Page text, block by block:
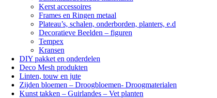
Kerst accessoires
Frames en Ringen metaal
Plateau’s, schalen, onderborden, planters, e.d
Decoratieve Beelden – figuren
Tempex
Kransen
DIY pakket en onderdelen
Deco Mesh produkten
Linten, touw en jute
Zijden bloemen – Droogbloemen- Droogmaterialen
Kunst takken – Guirlandes – Vet planten